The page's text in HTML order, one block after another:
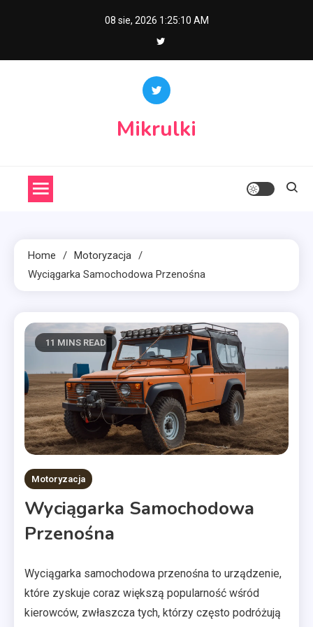
08 sie, 2026 1:25:10 AM
Mikrulki
Home
Motoryzacja
Wyciągarka Samochodowa Przenośna
11 MINS READ
Motoryzacja
Wyciągarka Samochodowa
Przenośna
Wyciągarka samochodowa przenośna to urządzenie,
które zyskuje coraz większą popularność wśród
kierowców, zwłaszcza tych, którzy często podróżują